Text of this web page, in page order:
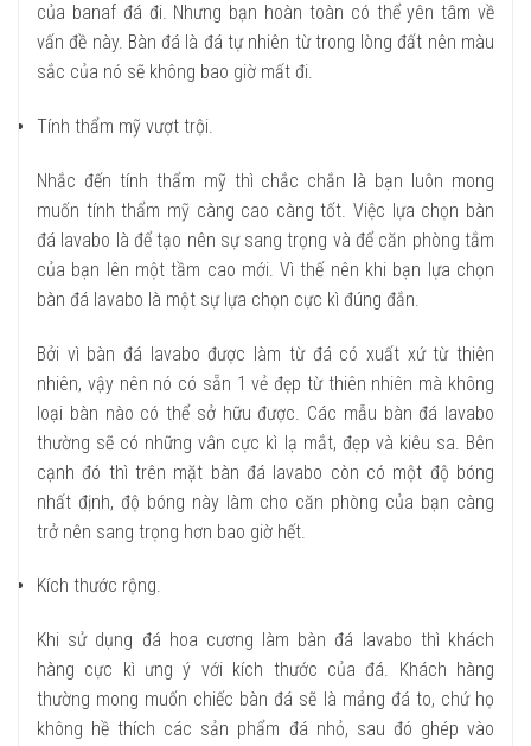
của banaf đá đi. Nhưng bạn hoàn toàn có thể yên tâm về
vấn đề này. Bàn đá là đá tự nhiên từ trong lòng đất nên màu
sắc của nó sẽ không bao giờ mất đi.
Tính thẩm mỹ vượt trội.
Nhắc đến tính thẩm mỹ thì chắc chắn là bạn luôn mong
muốn tính thẩm mỹ càng cao càng tốt. Việc lựa chọn bàn
đá lavabo là để tạo nên sự sang trọng và để căn phòng tắm
của bạn lên một tầm cao mới. Vì thế nên khi bạn lựa chọn
bàn đá lavabo là một sự lựa chọn cực kì đúng đắn.
Bởi vì bàn đá lavabo được làm từ đá có xuất xứ từ thiên
nhiên, vậy nên nó có sẵn 1 vẻ đẹp từ thiên nhiên mà không
loại bàn nào có thể sở hữu được. Các mẫu bàn đá lavabo
thường sẽ có những vân cực kì lạ mắt, đẹp và kiêu sa. Bên
cạnh đó thì trên mặt bàn đá lavabo còn có một độ bóng
nhất định, độ bóng này làm cho căn phòng của bạn càng
trở nên sang trọng hơn bao giờ hết.
Kích thước rộng.
Khi sử dụng đá hoa cương làm bàn đá lavabo thì khách
hàng cực kì ưng ý với kích thước của đá. Khách hàng
thường mong muốn chiếc bàn đá sẽ là mảng đá to, chứ họ
không hề thích các sản phẩm đá nhỏ, sau đó ghép vào